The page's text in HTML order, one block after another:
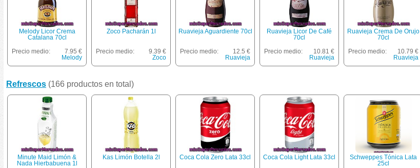
Melody Licor Crema
Catalana 70cl
Precio medio:
7.95 €
Melody
Zoco Pacharán 1l
Precio medio:
9.39 €
Zoco
Ruavieja Aguardiente 70cl
Precio medio:
12.5 €
Ruavieja
Ruavieja Licor De Café
70cl
Precio medio:
10.81 €
Ruavieja
Ruavieja Crema De Orujo
70cl
Precio medio:
10.79 €
Ruavieja
Refrescos (166 productos en total)
Minute Maid Limón &
Nada Hierbabuena 1l
Kas Limón Botella 2l Coca Cola Zero Lata 33cl Coca Cola Light Lata 33cl
Schweppes Tónica Lata
25cl